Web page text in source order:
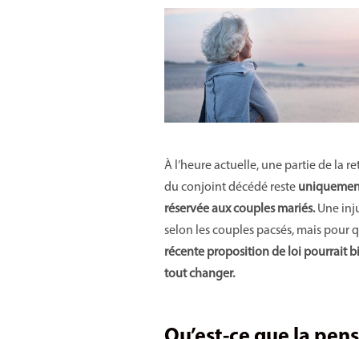
À l’heure actuelle, une partie de la
du conjoint décédé reste
réservée aux couples mariés.Une
selon les couples pacsés, mais pour
récente proposition de loi pourrait
tout changer.